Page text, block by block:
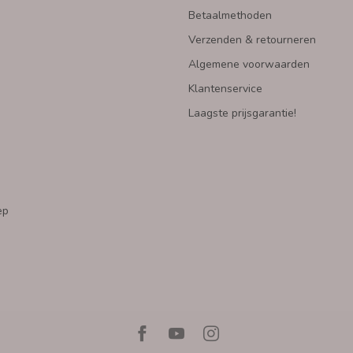
Betaalmethoden
Verzenden & retourneren
Algemene voorwaarden
Klantenservice
Laagste prijsgarantie!